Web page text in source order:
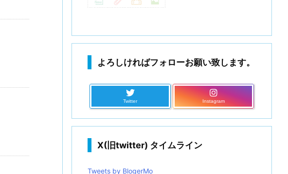
よろしければフォローお願い致します。
Twitter Instagram
X(旧twitter) タイムライン
Tweets by BlogerMo